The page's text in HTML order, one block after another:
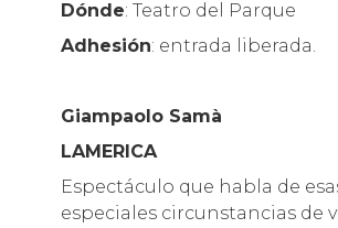
Dónde: Teatro del Parque
Adhesión: entrada liberada.
Giampaolo Samà
LAMERICA
Espectáculo que habla de
especiales circunstancias de